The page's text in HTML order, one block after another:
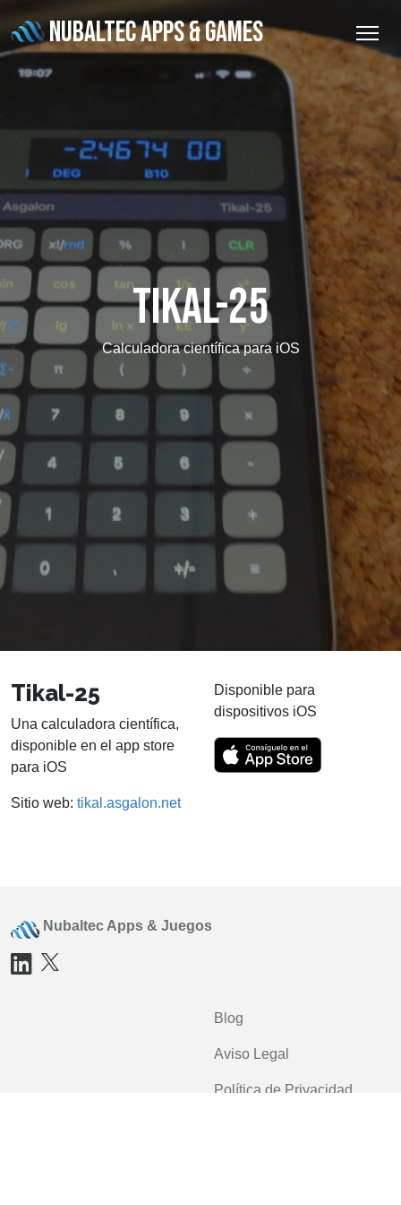
NUBALTEC APPS & GAMES
Tikal-25
Calculadora científica para iOS
Tikal-25
Una calculadora científica,
disponible en el app store
para iOS
Disponible para
dispositivos iOS
Sitio web: tikal.asgalon.net
Nubaltec Apps & Juegos
Blog
Aviso Legal
Política de Privacidad